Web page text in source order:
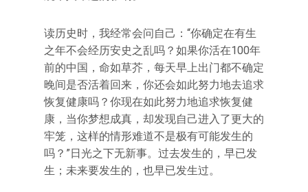
读历史时，我经常会问自己：“你确定在有生
之年不会经历安史之乱吗？如果你活在100年
前的中国，命如草芥，每天早上出门都不确定
晚间是否活着回来，你还会如此努力地去追求
恢复健康吗？你现在如此努力地追求恢复健
康，当你梦想成真，却发现自己进入了更大的
牢笼，这样的情形难道不是极有可能发生的
吗？”日光之下无新事。过去发生的，早已发
生；未来要发生的，也早已发生过。